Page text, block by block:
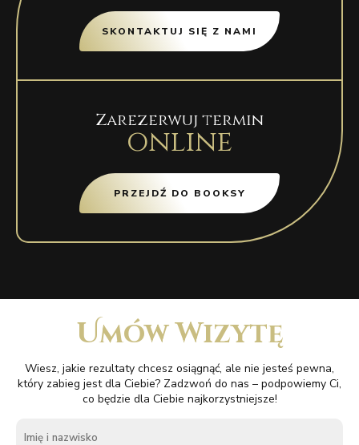
SKONTAKTUJ SIĘ Z NAMI
Zarezerwuj termin
online
PRZEJDŹ DO BOOKSY
Umów Wizytę
Wiesz, jakie rezultaty chcesz osiągnąć, ale nie jesteś pewna,
który zabieg jest dla Ciebie? Zadzwoń do nas – podpowiemy Ci,
co będzie dla Ciebie najkorzystniejsze!